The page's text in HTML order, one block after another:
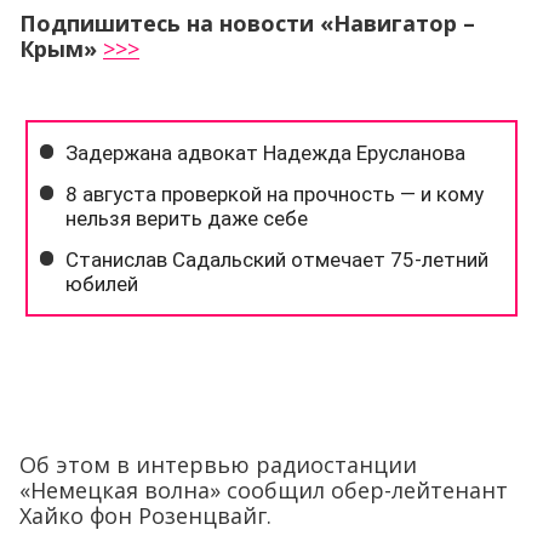
Подпишитесь на новости «Навигатор –
Крым» >>>
Об этом в интервью радиостанции
«Немецкая волна» сообщил обер-лейтенант
Хайко фон Розенцвайг.